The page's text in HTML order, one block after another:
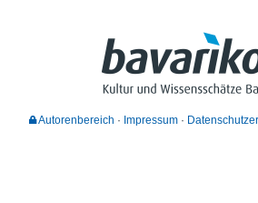
Autorenbereich Impressum